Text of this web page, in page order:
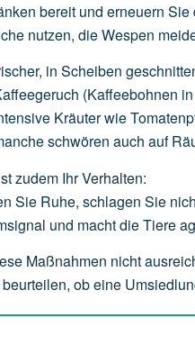
bereit und erneuern Sie
nutzen, die Wespen
in Scheiben
(Kaffeebohnen in
Kräuterwie
schwören auch auf
zudem Ihr Verhalten:
Sie Ruhe, schlagen Sie
und macht die Tiere
Maßnahmen nicht
ob eine